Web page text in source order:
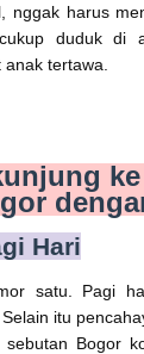
nggak harus
duduk di
tertawa.
Hari
satu. Pagi
itu
sebutan Bogor